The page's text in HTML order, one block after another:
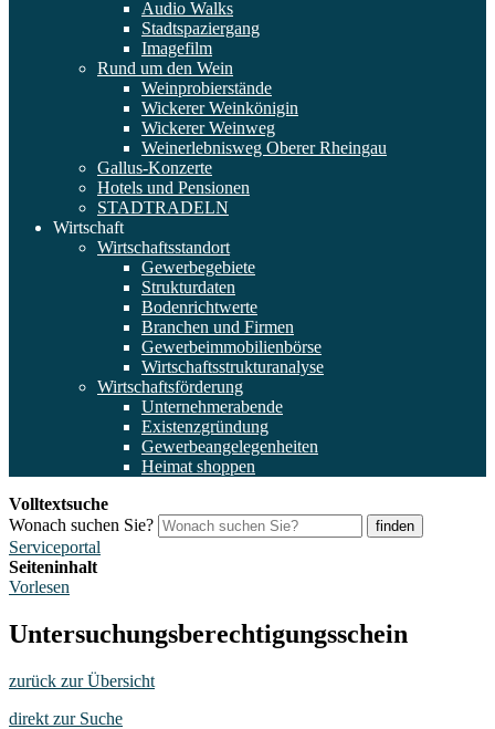
Audio Walks
Stadtspaziergang
Imagefilm
Rund um den Wein
Weinprobierstände
Wickerer Weinkönigin
Wickerer Weinweg
Weinerlebnisweg Oberer Rheingau
Gallus-Konzerte
Hotels und Pensionen
STADTRADELN
Wirtschaft
Wirtschaftsstandort
Gewerbegebiete
Strukturdaten
Bodenrichtwerte
Branchen und Firmen
Gewerbeimmobilienbörse
Wirtschaftsstrukturanalyse
Wirtschaftsförderung
Unternehmerabende
Existenzgründung
Gewerbeangelegenheiten
Heimat shoppen
Volltextsuche
Wonach suchen Sie?
finden
Serviceportal
Seiteninhalt
Vorlesen
Untersuchungsberechtigungsschein
zurück zur Übersicht
direkt zur Suche